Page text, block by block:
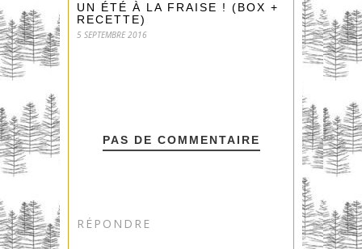
UN ÉTÉ À LA FRAISE ! (BOX +
RECETTE)
5 SEPTEMBRE 2016
PAS DE COMMENTAIRE
RÉPONDRE